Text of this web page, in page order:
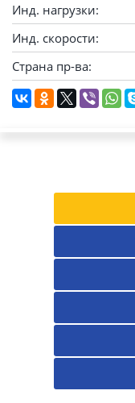
Инд. нагрузки:
Инд. скорости:
Страна пр-ва: